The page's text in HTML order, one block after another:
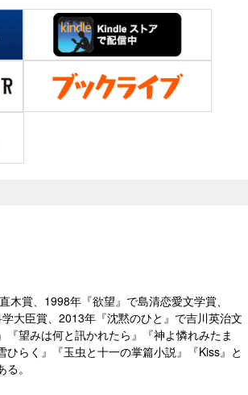
賞、1998年『欲望』で島清恋愛文学賞、
大臣賞、2013年『沈黙のひと』で吉川英治文
望みは何と訊かれたら』『神よ憐れみたま
らく』『玉虫と十一の掌篇小説』『Kiss』と
。